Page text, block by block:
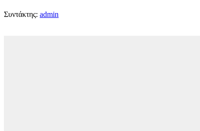
Συντάκτης: admin